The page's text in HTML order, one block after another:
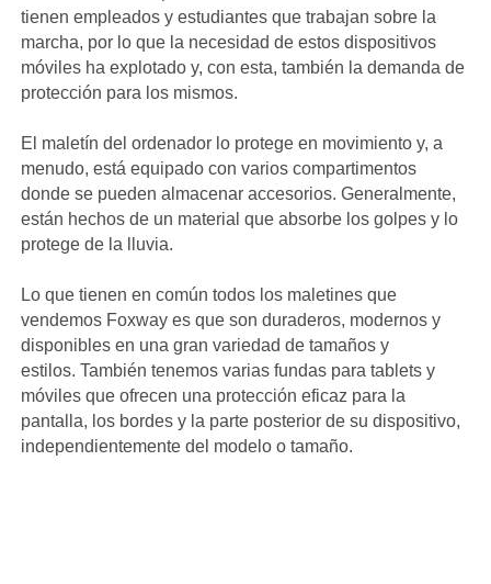
tienen empleados y estudiantes que trabajan sobre la
marcha, por lo que la necesidad de estos dispositivos
móviles ha explotado y, con esta, también la demanda de
protección para los mismos.
El maletín del ordenador lo protege en movimiento y, a
menudo, está equipado con varios compartimentos
donde se pueden almacenar accesorios. Generalmente,
están hechos de un material que absorbe los golpes y lo
protege de la lluvia.
Lo que tienen en común todos los maletines que
vendemos Foxway es que son duraderos, modernos y
disponibles en una gran variedad de tamaños y
estilos. También tenemos varias fundas para tablets y
móviles que ofrecen una protección eficaz para la
pantalla, los bordes y la parte posterior de su dispositivo,
independientemente del modelo o tamaño.